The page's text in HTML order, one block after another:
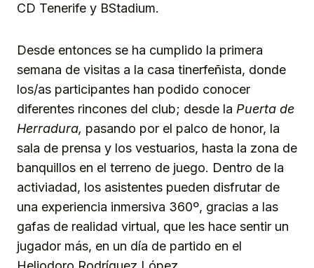
CD Tenerife y BStadium.
Desde entonces se ha cumplido la primera
semana de visitas a la casa tinerfeñista, donde
los/as participantes han podido conocer
diferentes rincones del club; desde la Puerta de
Herradura, pasando por el palco de honor, la
sala de prensa y los vestuarios, hasta la zona de
banquillos en el terreno de juego. Dentro de la
activiadad, los asistentes pueden disfrutar de
una experiencia inmersiva 360º, gracias a las
gafas de realidad virtual, que les hace sentir un
jugador más, en un día de partido en el